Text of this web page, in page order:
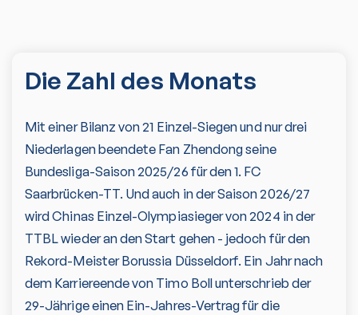
Die Zahl des Monats
Mit einer Bilanz von 21 Einzel-Siegen und nur drei
Niederlagen beendete Fan Zhendong seine
Bundesliga-Saison 2025/26 für den 1. FC
Saarbrücken-TT. Und auch in der Saison 2026/27
wird Chinas Einzel-Olympiasieger von 2024 in der
TTBL wieder an den Start gehen - jedoch für den
Rekord-Meister Borussia Düsseldorf. Ein Jahr nach
dem Karriereende von Timo Boll unterschrieb der
29-Jährige einen Ein-Jahres-Vertrag für die